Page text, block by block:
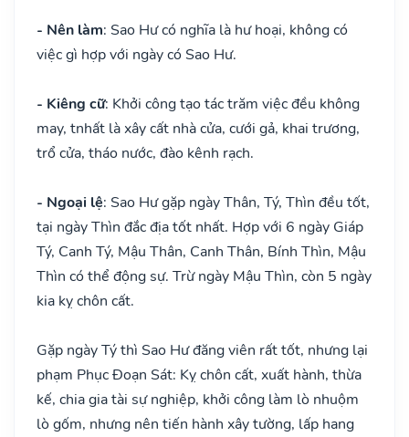
- Nên làm: Sao Hư có nghĩa là hư hoại, không có
việc gì hợp với ngày có Sao Hư.
- Kiêng cữ: Khởi công tạo tác trăm việc đều không
may, tnhất là xây cất nhà cửa, cưới gả, khai trương,
trổ cửa, tháo nước, đào kênh rạch.
- Ngoại lệ: Sao Hư gặp ngày Thân, Tý, Thìn đều tốt,
tại ngày Thìn đắc địa tốt nhất. Hợp với 6 ngày Giáp
Tý, Canh Tý, Mậu Thân, Canh Thân, Bính Thìn, Mậu
Thìn có thể động sự. Trừ ngày Mậu Thìn, còn 5 ngày
kia kỵ chôn cất.
Gặp ngày Tý thì Sao Hư đăng viên rất tốt, nhưng lại
phạm Phục Đoạn Sát: Kỵ chôn cất, xuất hành, thừa
kế, chia gia tài sự nghiệp, khởi công làm lò nhuộm
lò gốm, nhưng nên tiến hành xây tường, lấp hang